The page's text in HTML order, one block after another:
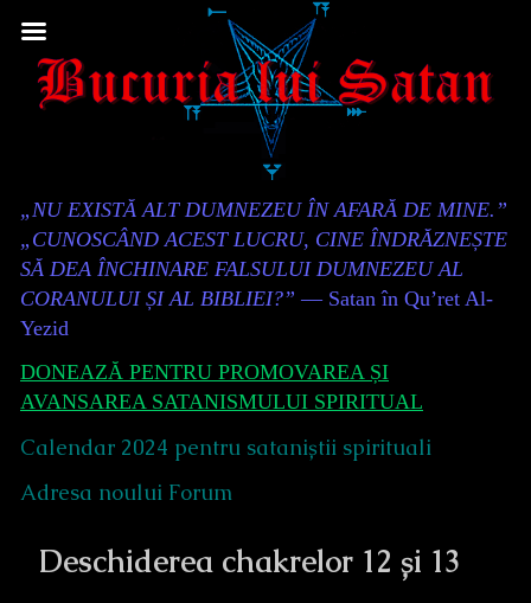
to
Content
Header
„NU EXISTĂ ALT DUMNEZEU ÎN AFARĂ DE MINE.”
„CUNOSCÂND ACEST LUCRU, CINE ÎNDRĂZNEȘTE
SĂ DEA ÎNCHINARE FALSULUI DUMNEZEU AL
CORANULUI ȘI AL BIBLIEI?” — Satan în Qu’ret Al-
Yezid
DONEAZĂ PENTRU PROMOVAREA ȘI
AVANSAREA SATANISMULUI SPIRITUAL
Calendar 2024 pentru sataniștii spirituali
Adresa noului Forum
Deschiderea chakrelor 12 și 13